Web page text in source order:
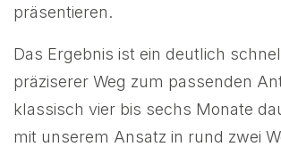
präsentieren.
Das Ergebnis ist ein deutlich
präziserer Weg zum passenden
klassisch vier bis sechs Monate
mit unserem Ansatz in rund zwei